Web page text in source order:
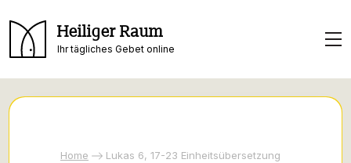
Heiliger Raum
Ihr tägliches Gebet online
Home
Lukas 6, 17-23 Einheitsübersetzung